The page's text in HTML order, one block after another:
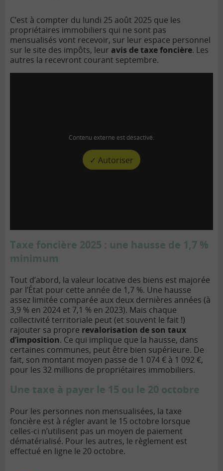
C’est à compter du lundi 25 août 2025 que les
propriétaires immobiliers qui ne sont pas
mensualisés vont recevoir, sur leur espace personnel
sur le site des impôts, leur avis de taxe foncière. Les
autres la recevront courant septembre.
Contenu externe est désactivé.
✓ Autoriser
Taxe foncière 2025 : une hausse de 1,7 %
minimum
Tout d’abord, la valeur locative des biens est majorée
par l’État pour cette année de 1,7 %. Une hausse
assez limitée comparée aux deux dernières années (à
3,9 % en 2024 et 7,1 % en 2023). Mais chaque
collectivité territoriale peut (et souvent le fait !)
rajouter sa propre revalorisation de son taux
d’imposition. Ce qui implique que la hausse, dans
certaines communes, peut être bien supérieure. De
fait, son montant moyen passe de 1 074 € à 1 092 €,
pour les 32 millions de propriétaires immobiliers.
Une taxe à payer le 15 ou le 20 octobre
Pour les personnes non mensualisées, la taxe
foncière est à régler avant le 15 octobre lorsque
celles-ci n’utilisent pas un moyen de paiement
dématérialisé. Pour les autres, le règlement est
effectué en ligne le 20 octobre.